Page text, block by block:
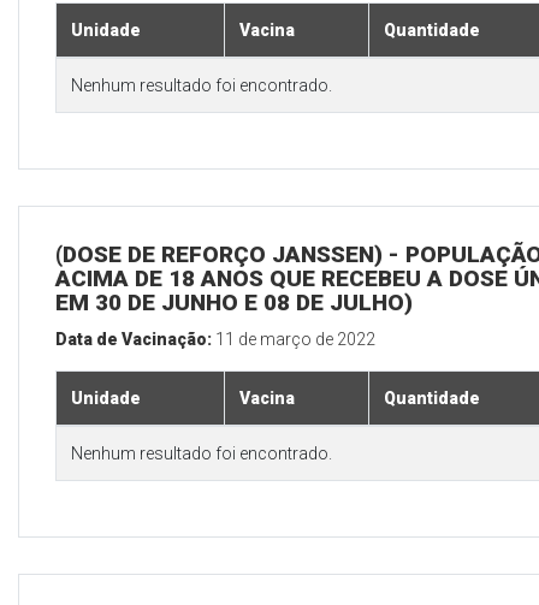
Unidade Vacina Quantidade
Nenhum resultado foi encontrado.
(DOSE DE REFORÇO JANSSEN) -
ACIMA DE 18 ANOS QUE RECEBEU A DOSE
EM 30 DE JUNHO E 08 DE JULHO)
Data de Vacinação: 11 de março de 2022
Unidade Vacina Quantidade
Nenhum resultado foi encontrado.